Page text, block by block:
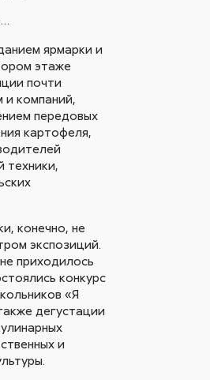
ярмарки и
этаже
почти
и компаний,
передовых
картофеля,
техники,
конечно, не
экспозиций.
приходилось
конкурс
«Я
дегустации
и